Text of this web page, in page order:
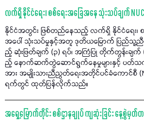
လက်ရှိ နိုင်ငံရေး၊ စစ်ရေးအခြေအနေ သုံးသပ်ချက်
နိုင်ငံအတွင်း ဖြစ်တည်နေသည့် လက်ရှိ နိုင်ငံရေး၊ စစ်
အပေါ် သုံးသပ်မှုနှင့်အတူ ဒုတိယမြောက် ပြည်သူ့
ည့် ဆုံးဖြတ်ချက် (၃) ရပ်၊ အကြံပြု တိုက်တွန်းခ
ည့် နောက်ဆက်တွဲဆောင်ရွက်နေမှုများနှင့် ပတ်
အား အမျိုးသားညီညွတ်ရေးအတိုင်ပင်ခံကောင်စီ
ရက်တွင် ထုတ်ပြန်လိုက်သည်။
အရှေ့မြောက်တိုင်း စစ်ဌာနချုပ် ကျဆုံးခြင်း နေ့စွဲမှတ်